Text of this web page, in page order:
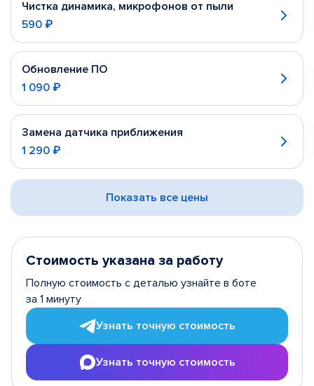
Чистка динамика, микрофонов от пыли
590 ₽
Обновление ПО
1 090 ₽
Замена датчика приближения
1 290 ₽
Показать все цены
Стоимость указана за работу
Полную стоимость с деталью узнайте в боте
за 1 минуту
Узнать точную стоимость
Узнать точную стоимость